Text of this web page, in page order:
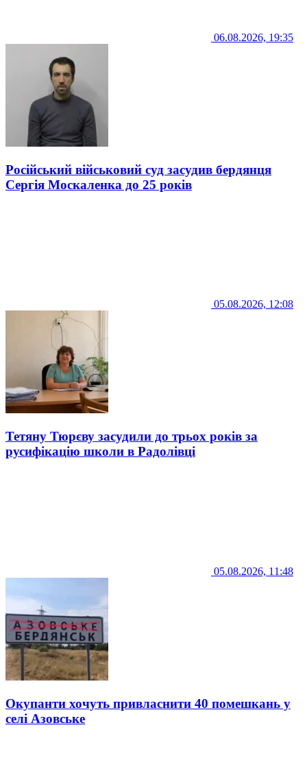
06.08.2026, 19:35
Російський військовий суд засудив бердянця
Сергія Москаленка до 25 років
05.08.2026, 12:08
Тетяну Тюрєву засудили до трьох років за
русифікацію школи в Радолівці
05.08.2026, 11:48
Окупанти хочуть привласнити 40 помешкань у
селі Азовське